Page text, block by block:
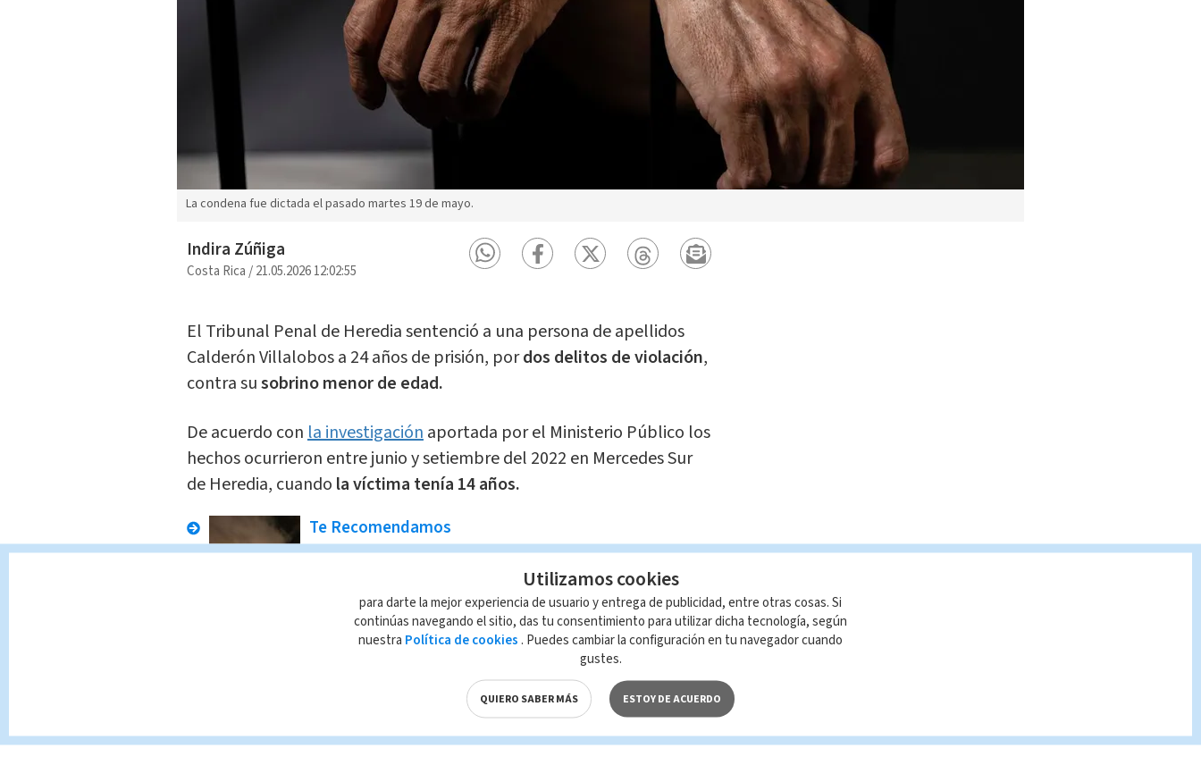
La condena fue dictada el pasado martes 19 de mayo.
Indira Zúñiga
Costa Rica/21.05.2026 12:02:55
El Tribunal Penal de Heredia sentenció a una persona de apellidos
Calderón Villalobos a 24 años de prisión, pordos delitos de violación,
contra susobrino menor de edad.
De acuerdo conla investigaciónaportada por el Ministerio Público los
hechos ocurrieron entre junio y setiembre del 2022 en Mercedes Sur
de Heredia, cuando la víctima tenía 14 años.
Te Recomendamos
Adultos mayores mueren en incendio en
Curridabat; tenían más de 50 años de
casados
En Alerta Indira Zúñiga
​Durante el juicio, el representante fiscal acreditó que
el imputado
aprovechaba momentos en los que se encontraba en la misma
vivienda para cometer las agresiones sexualesinvestigadas.
Utilizamos cookies
para darte la mejor experiencia de usuario y entrega de publicidad, entre otras cosas. Si
continúas navegando el sitio, das tu consentimiento para utilizar dicha tecnología, según
nuestra Política de cookies . Puedes cambiar la configuración en tu navegador cuando
gustes.
QUIERO SABER MÁS ESTOY DE ACUERDO